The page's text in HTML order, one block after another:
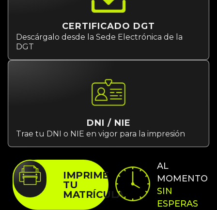
CERTIFICADO DGT
Descárgalo desde la Sede Electrónica de la
DGT
DNI / NIE
Trae tu DNI o NIE en vigor para la impresión
IMPRIME
TU
MATRÍCULA
AL
MOMENTO
SIN
ESPERAS